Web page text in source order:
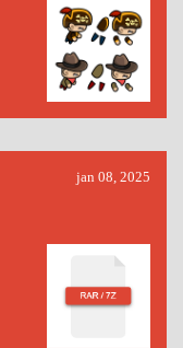
jan 08, 2025